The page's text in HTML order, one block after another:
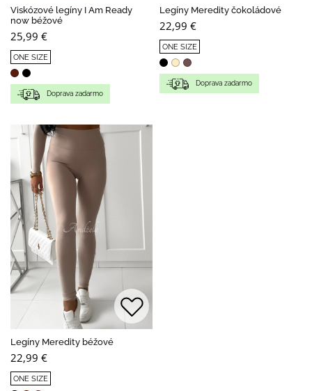
Viskózové legíny I Am Ready
now béžové
25,99 €
ONE SIZE
Doprava zadarmo
Legíny Meredity čokoládové
22,99 €
ONE SIZE
Doprava zadarmo
Legíny Meredity béžové
22,99 €
ONE SIZE